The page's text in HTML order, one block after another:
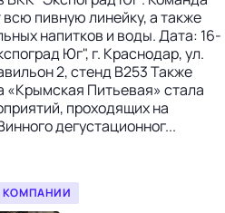
пивную линейку, а также
напитков и воды. Дата: 16-
Юг", г. Краснодар, ул.
2, стенд B253 Также
«Крымская Питьевая» стала
проходящих на
дегустационног...
КОМПАНИИ